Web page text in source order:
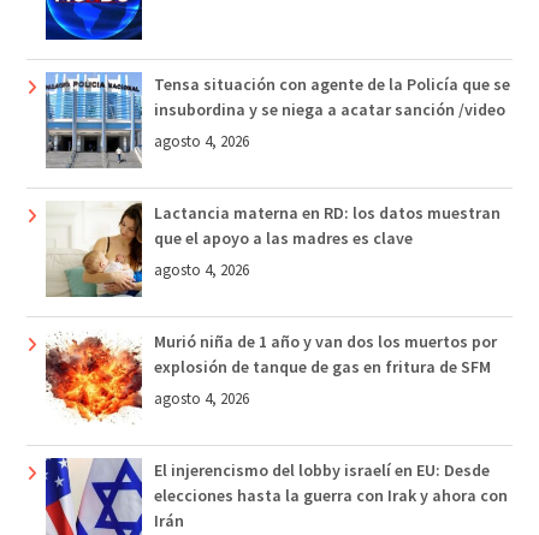
Tensa situación con agente de la Policía que se
insubordina y se niega a acatar sanción /video
agosto 4, 2026
Lactancia materna en RD: los datos muestran
que el apoyo a las madres es clave
agosto 4, 2026
Murió niña de 1 año y van dos los muertos por
explosión de tanque de gas en fritura de SFM
agosto 4, 2026
El injerencismo del lobby israelí en EU: Desde
elecciones hasta la guerra con Irak y ahora con
Irán